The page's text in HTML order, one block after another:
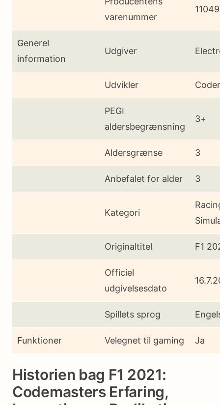
varenummer
Generel
information
Udgiver
Udvikler
PEGI
aldersbegrænsning
3+
Aldersgrænse 3
Anbefalet for alder 3
Kategori
Originaltitel F1
Officiel
udgivelsesdato
Spillets sprog
Funktioner Velegnet til gaming Ja
Historien bag F1 2021:
Codemasters Erfaring,